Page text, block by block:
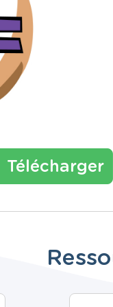
Télécharger